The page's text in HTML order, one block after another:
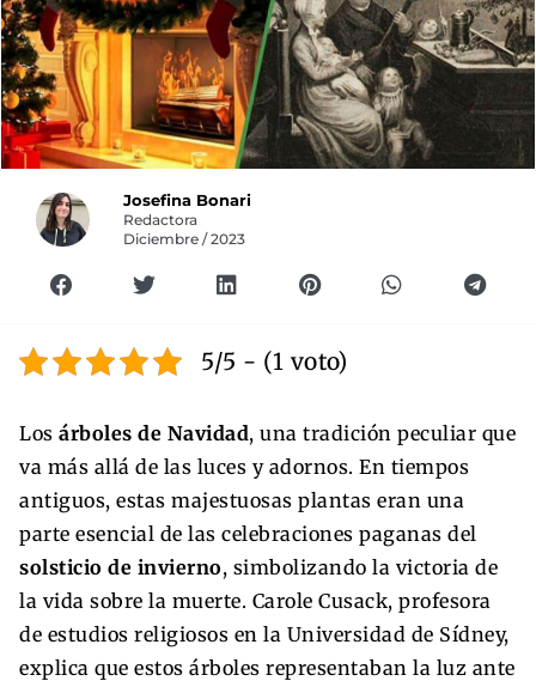
Josefina Bonari
Redactora
Diciembre / 2023
5/5 - (1 voto)
Los árboles de Navidad, una tradición peculiar que
va más allá de las luces y adornos. En tiempos
antiguos, estas majestuosas plantas eran una
parte esencial de las celebraciones paganas del
solsticio de invierno, simbolizando la victoria de
la vida sobre la muerte. Carole Cusack, profesora
de estudios religiosos en la Universidad de Sídney,
explica que estos árboles representaban la luz ante